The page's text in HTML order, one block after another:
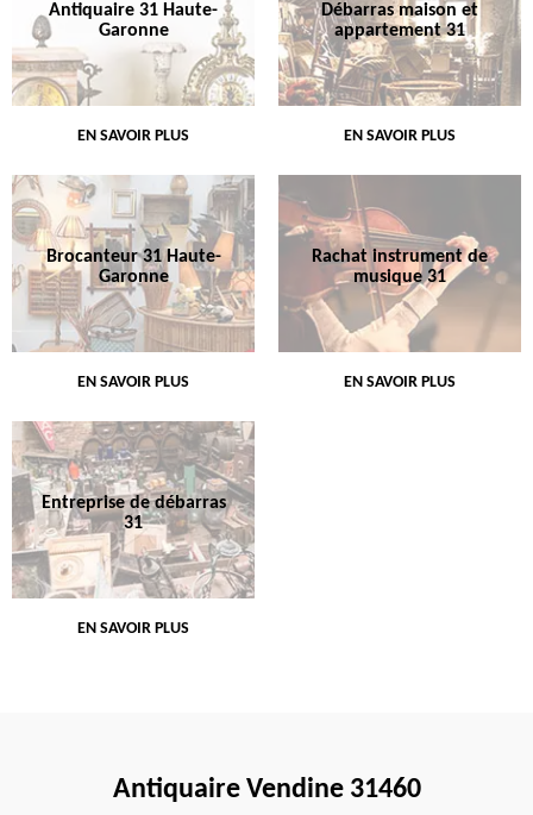
Antiquaire 31 Haute-
Garonne
EN SAVOIR PLUS
Débarras maison et
appartement 31
EN SAVOIR PLUS
Brocanteur 31 Haute-
Garonne
EN SAVOIR PLUS
Rachat instrument de
musique 31
EN SAVOIR PLUS
Entreprise de débarras
31
EN SAVOIR PLUS
Antiquaire Vendine 31460